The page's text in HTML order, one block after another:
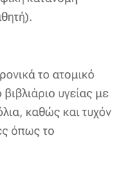
το ατομικό
υγείας με
καθώς και τυχόν
όπως το